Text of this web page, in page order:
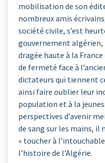
mobilisation de son
nombreux amis
société civile, s’est
gouvernement
dragée haute à la
de fermeté face à
dictateurs qui tiennent
ainsi faire oublier leur
population et à la
perspectives d’avenir
de sang sur les mains, il
« toucher à
l’histoire de l’Algérie.